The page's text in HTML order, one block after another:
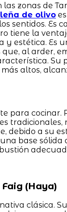
zonas de
leña de olivo
sentidos. Es
tiene la
y estética. Es
al arder,
Su
altos,
para cocinar.
tradicionales,
debido a su
base sólida
(Haya)
clásica.